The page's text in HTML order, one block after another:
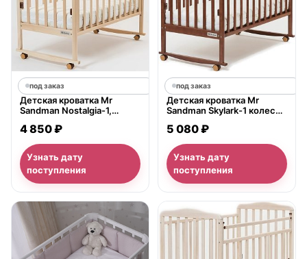
под заказ
Детская кроватка Mr
Sandman Nostalgia-1,
4 850 ₽
Узнать дату
поступления
под заказ
Детская кроватка Mr
Sandman Skylark-1 колесо
5 080 ₽
Узнать дату
поступления